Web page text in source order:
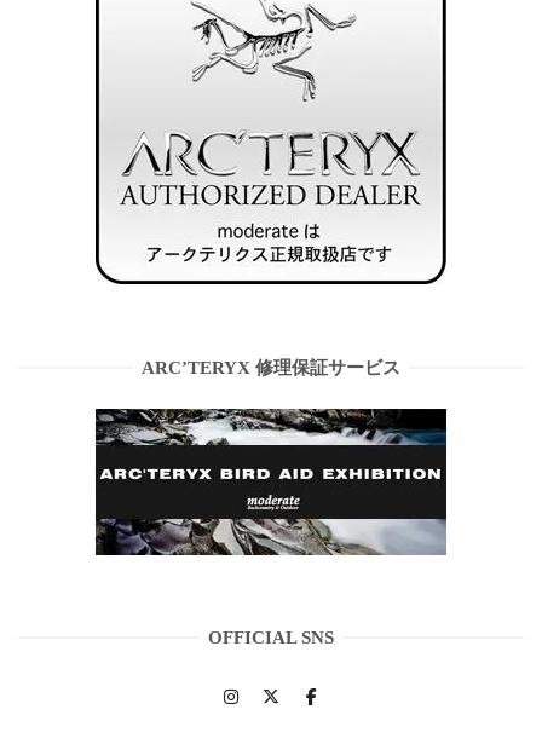
ARC’TERYX 修理保証サービス
OFFICIAL SNS